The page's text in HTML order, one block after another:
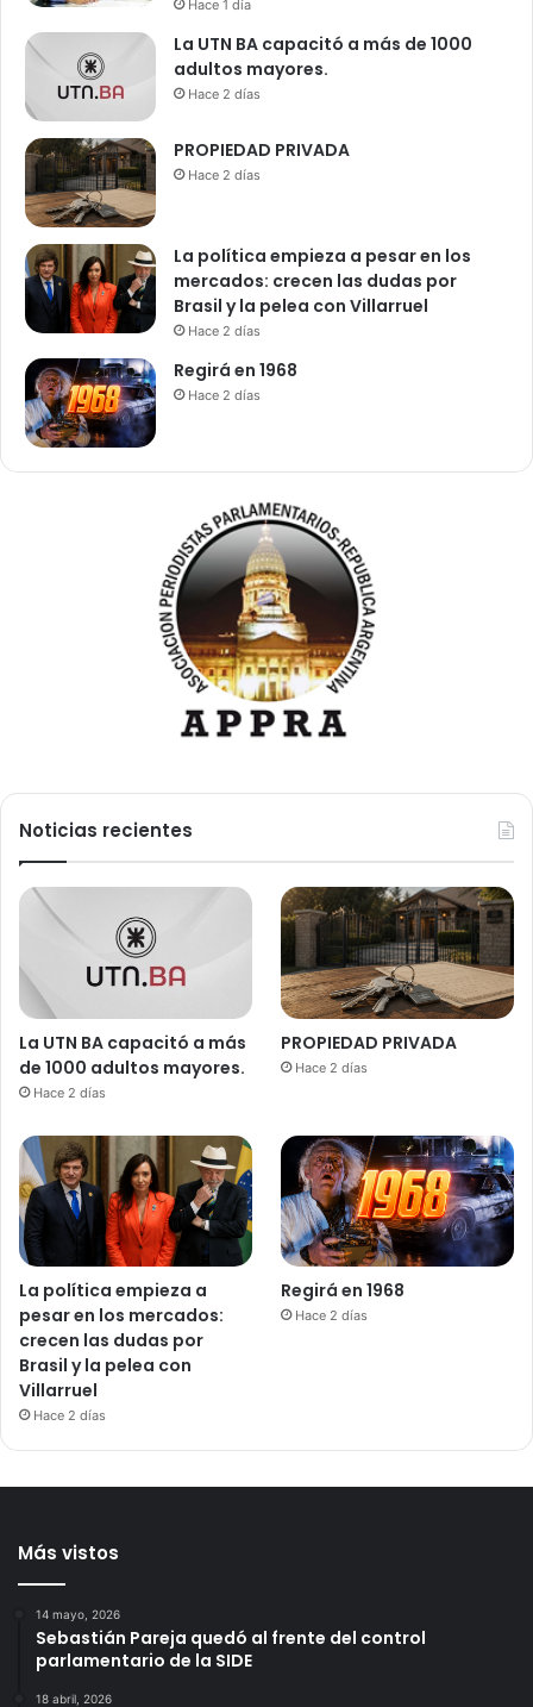
Hace 1 día
La UTN BA capacitó a más de 1000
adultos mayores.
Hace 2 días
PROPIEDAD PRIVADA
Hace 2 días
La política empieza a pesar en los
mercados: crecen las dudas por
Brasil y la pelea con Villarruel
Hace 2 días
Regirá en 1968
Hace 2 días
Noticias recientes
La UTN BA capacitó a más
de 1000 adultos mayores.
Hace 2 días
PROPIEDAD PRIVADA
Hace 2 días
La política empieza a
pesar en los mercados:
crecen las dudas por
Brasil y la pelea con
Villarruel
Hace 2 días
Regirá en 1968
Hace 2 días
Más vistos
14 mayo, 2026
Sebastián Pareja quedó al frente del control
parlamentario de la SIDE
18 abril, 2026